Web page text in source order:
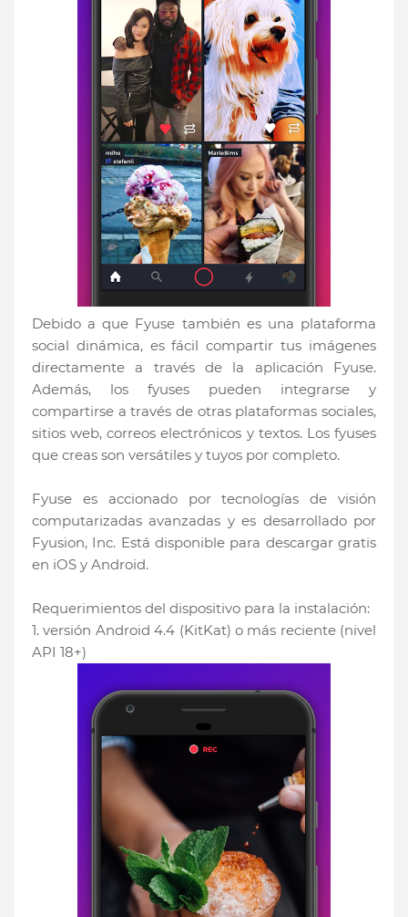
Debido a que Fyuse también es una plataforma
social dinámica, es fácil compartir tus imágenes
directamente a través de la aplicación Fyuse.
Además, los fyuses pueden integrarse y
compartirse a través de otras plataformas sociales,
sitios web, correos electrónicos y textos. Los fyuses
que creas son versátiles y tuyos por completo.
Fyuse es accionado por tecnologías de visión
computarizadas avanzadas y es desarrollado por
Fyusion, Inc. Está disponible para descargar gratis
en iOS y Android.
Requerimientos del dispositivo para la instalación:
1. versión Android 4.4 (KitKat) o más reciente (nivel
API 18+)